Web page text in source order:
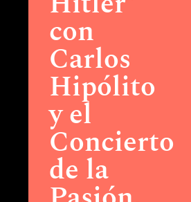
con
Carlos
Hipólito
y el
Concierto
de la